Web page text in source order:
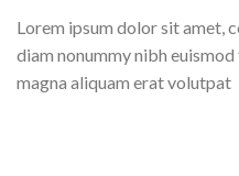
Lorem ipsum dolor sit amet,
diam nonummy nibh
magna aliquam erat volutpat